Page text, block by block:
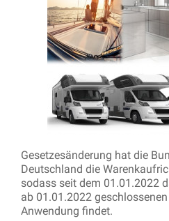
Gesetzesänderung hat die
Deutschland die
sodass seit dem 01.01.2022
ab 01.01.2022
Anwendung findet.